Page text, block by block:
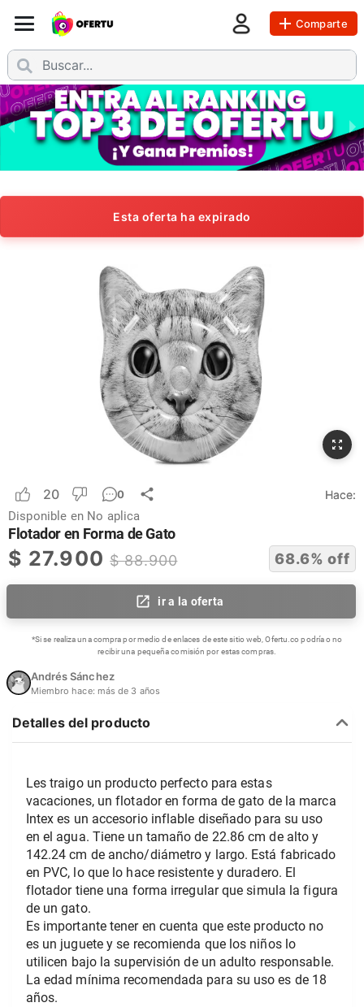
Comparte
Esta oferta ha expirado
20 0 Hace:
Disponible en No aplica
Flotador en Forma de Gato
$ 27.900 $88.900 68.6% off
ir a la oferta
*Si se realiza una compra por medio de enlaces de este sitio web, Ofertu.co podría o no
recibir una pequeña comisión por estas compras.
Andrés Sánchez
Miembro hace: más de 3 años
Detalles del producto
Les traigo un producto perfecto para estas
vacaciones, un flotador en forma de gato de la marca
Intex es un accesorio inflable diseñado para su uso
en el agua. Tiene un tamaño de 22.86 cm de alto y
142.24 cm de ancho/diámetro y largo. Está fabricado
en PVC, lo que lo hace resistente y duradero. El
flotador tiene una forma irregular que simula la figura
de un gato.
Es importante tener en cuenta que este producto no
es un juguete y se recomienda que los niños lo
utilicen bajo la supervisión de un adulto responsable.
La edad mínima recomendada para su uso es de 18
años.